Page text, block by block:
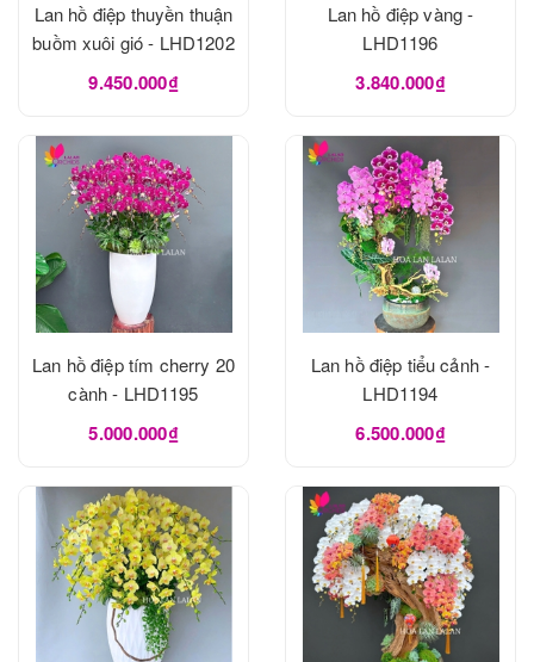
Lan hồ điệp thuyền thuận
buồm xuôi gió - LHD1202
9.450.000₫
Lan hồ điệp vàng -
LHD1196
3.840.000₫
Lan hồ điệp tím cherry 20
cành - LHD1195
5.000.000₫
Lan hồ điệp tiểu cảnh -
LHD1194
6.500.000₫